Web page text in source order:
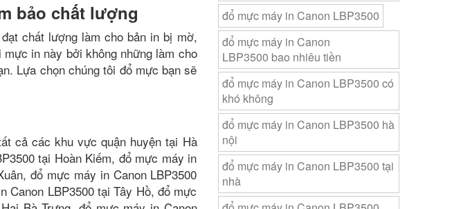
bảo chất lượng
chất lượng làm cho bản in bị mờ,
in này bởi không những làm cho
Lựa chọn chúng tôi đổ mực bạn sẽ
cả các khu vực quận huyện tại Hà
tại Hoàn Kiếm, đổ mực máy in
đổ mực máy in Canon LBP3500
Canon LBP3500 tại Tây Hồ, đổ mực
đổ mực máy in Canon LBP3500
đổ mực máy in Canon
LBP3500 bao nhiêu tiền
đổ mực máy in Canon LBP3500 có
khó không
đổ mực máy in Canon LBP3500 hà
nội
đổ mực máy in Canon LBP3500 tại
nhà